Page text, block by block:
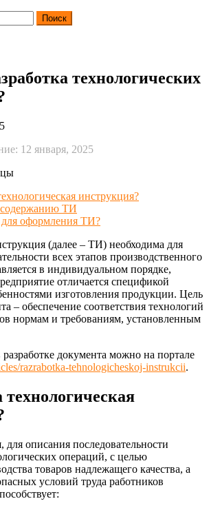
технологических
12 января, 2025
инструкция?
содержанию ТИ
для оформления ТИ?
(далее – ТИ) необходима для
всех этапов производственного
в индивидуальном порядке,
отличается спецификой
изготовления продукции. Цель
– обеспечение соответствия технологий
нормам и требованиям, установленным
документа можно на портале
razrabotka-tehnologicheskoj-instrukcii.
для описания последовательности
операций, с целью
товаров надлежащего качества, а
условий труда работников